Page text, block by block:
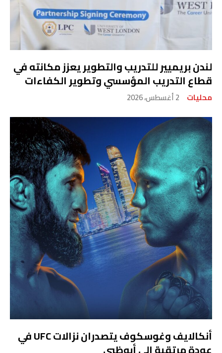
لندن بريميير للتدريب والتطوير يعزز مكانته في
قطاع التدريب المؤسسي وتطوير الكفاءات
محليات 2 أغسطس، 2026
أنكالايف وغوسكوف يتصدران نزالات UFC في